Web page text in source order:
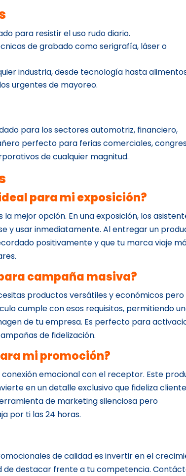
para resistir el uso rudo diario.
de grabado como serigrafía, láser o
industria, desde tecnología hasta
urgentes de mayoreo.
para los sectores automotriz, financiero,
perfecto para ferias comerciales,
de cualquier magnitud.
para mi exposición?
mejor opción. En una exposición, los
y usar inmediatamente. Al entregar un
positivamente y que tu marca viaje
campaña masiva?
productos versátiles y económicos
cumple con esos requisitos, permitiendo
de tu empresa. Es perfecto para
de fidelización.
mi promoción?
emocional con el receptor. Este
en un detalle exclusivo que fideliza
de marketing silenciosa pero
por ti las 24 horas.
de calidad es invertir en el
de destacar frente a tu competencia.